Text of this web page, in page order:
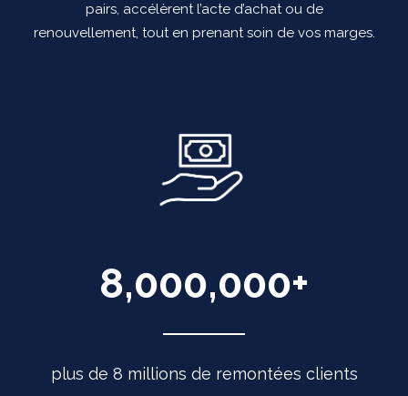
pairs, accélèrent l’acte d’achat ou de
renouvellement, tout en prenant soin de vos marges.
8,000,000+
plus de 8 millions de remontées clients